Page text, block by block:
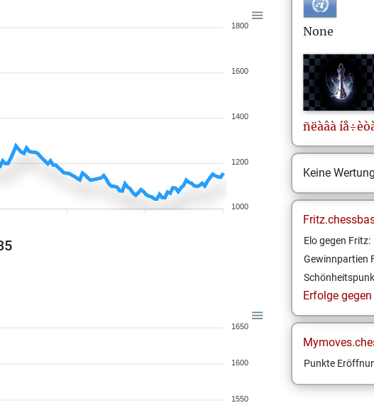
1800
1600
1400
1200
1000
1650
1600
1550
None
ñëàâà
Keine
Elo gegen Fritz:
Gewinnpartien
Erfolge
Punkte